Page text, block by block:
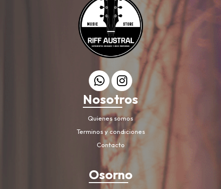
Nosotros
Quienes somos
Terminos y condiciones
Contacto
Osorno